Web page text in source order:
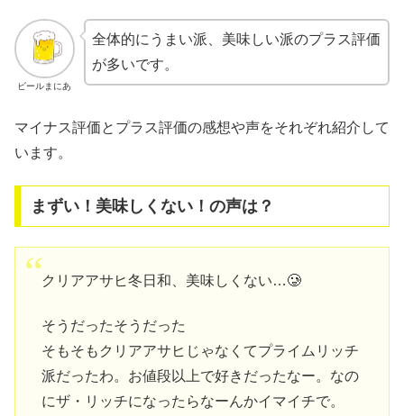
ビールまにあ
全体的にうまい派、美味しい派のプラス評価
が多いです。
マイナス評価とプラス評価の感想や声をそれぞれ紹介して
います。
まずい！美味しくない！の声は？
クリアアサヒ冬日和、美味しくない…🥲
そうだったそうだった
そもそもクリアアサヒじゃなくてプライムリッチ
派だったわ。お値段以上で好きだったなー。なの
にザ・リッチになったらなーんかイマイチで。